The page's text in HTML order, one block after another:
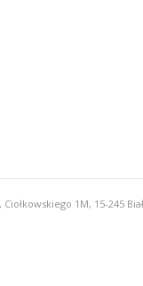
1M, 15-245